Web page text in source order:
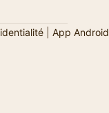
| App Android